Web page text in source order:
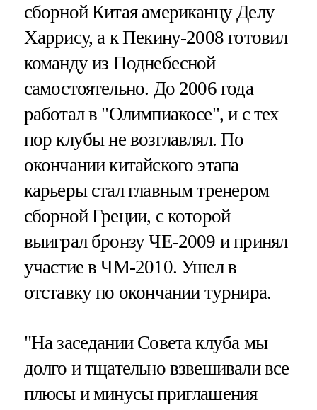
сборной Китая американцу Делу
Харрису, а к Пекину-2008 готовил
команду из Поднебесной
самостоятельно. До 2006 года
работал в "Олимпиакосе", и с тех
пор клубы не возглавлял. По
окончании китайского этапа
карьеры стал главным тренером
сборной Греции, с которой
выиграл бронзу ЧЕ-2009 и принял
участие в ЧМ-2010. Ушел в
отставку по окончании турнира.
"На заседании Совета клуба мы
долго и тщательно взвешивали все
плюсы и минусы приглашения